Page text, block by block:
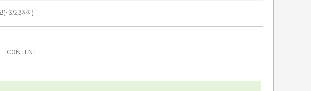
!(~3/23까지)
CONTENT